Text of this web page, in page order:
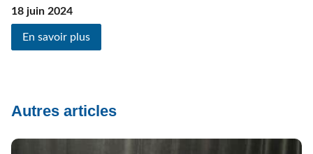
18 juin 2024
En savoir plus
Autres articles